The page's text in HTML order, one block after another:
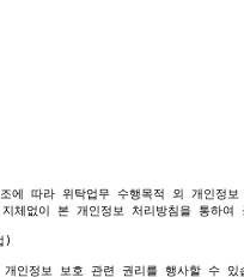
체없이 본 개인정보 처리방침을 통하여
)
인정보 보호 관련 권리를 행사할 수 있